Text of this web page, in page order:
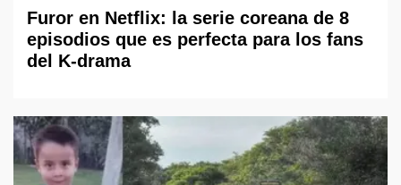
Furor en Netflix: la serie coreana de 8
episodios que es perfecta para los fans
del K-drama